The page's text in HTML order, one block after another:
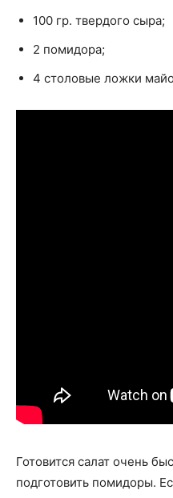
100 гр. твердого сыра;
2 помидора;
4 столовые ложки
Готовится салат очень
подготовить помидоры.